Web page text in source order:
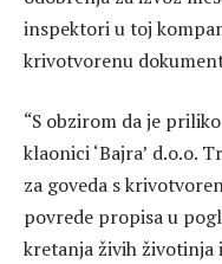
inspektori u toj
krivotvorenu
“S obzirom da je
klaonici ‘Bajra’ d.o.o.
za goveda s
povrede propisa u
kretanja živih životinja